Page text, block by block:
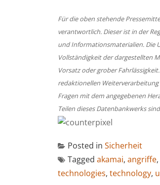
Für die oben stehende
verantwortlich. Dieser ist in der
und Informationsmaterialien. Die
Vollständigkeit der dargestellten
Vorsatz oder grober
redaktionellen
Fragen mit dem angegebenen
Teilen dieses Datenbankwerks
Posted in Sicherheit
Tagged akamai, angriffe,
technologies, technology,